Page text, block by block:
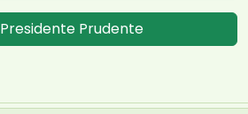
Presidente Prudente